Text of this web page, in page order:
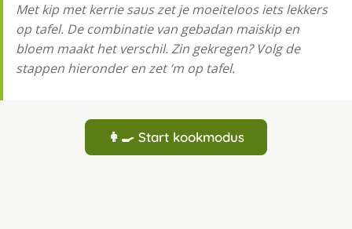
Met kip met kerrie saus zet je moeiteloos iets lekkers
op tafel. De combinatie van gebadan maiskip en
bloem maakt het verschil. Zin gekregen? Volg de
stappen hieronder en zet ‘m op tafel.
👩‍🍳 Start kookmodus